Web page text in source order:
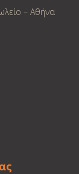
– Αθήνα